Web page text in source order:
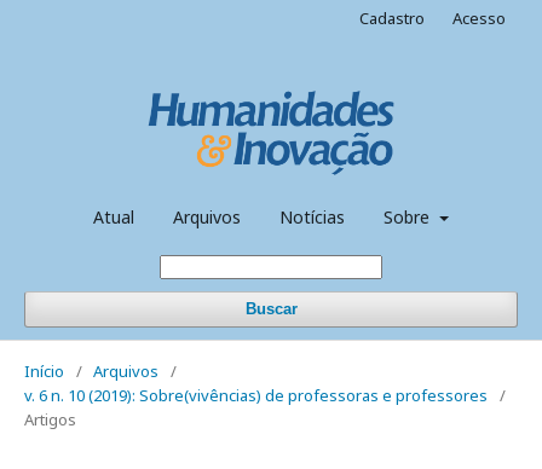
Atual Arquivos Notícias Sobre
Buscar
Cadastro Acesso
Início / Arquivos
/
v. 6 n. 10 (2019): Sobre(vivências) de professoras e professores
/
Artigos